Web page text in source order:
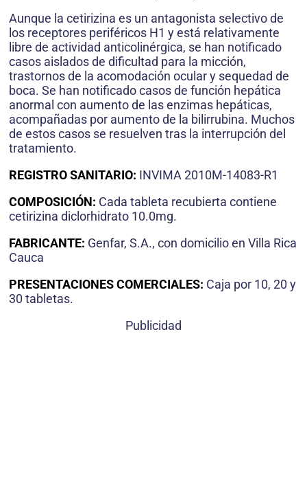
Aunque la cetirizina es un antagonista selectivo de
los receptores periféricos H1 y está relativamente
libre de actividad anticolinérgica, se han notificado
casos aislados de dificultad para la micción,
trastornos de la acomodación ocular y sequedad de
boca. Se han notificado casos de función hepática
anormal con aumento de las enzimas hepáticas,
acompañadas por aumento de la bilirrubina. Muchos
de estos casos se resuelven tras la interrupción del
tratamiento.
REGISTRO SANITARIO: INVIMA 2010M-14083-R1
COMPOSICIÓN: Cada tableta recubierta contiene
cetirizina diclorhidrato 10.0mg.
FABRICANTE: Genfar, S.A., con domicilio en Villa Rica
Cauca
PRESENTACIONES COMERCIALES: Caja por 10, 20 y
30 tabletas.
Publicidad